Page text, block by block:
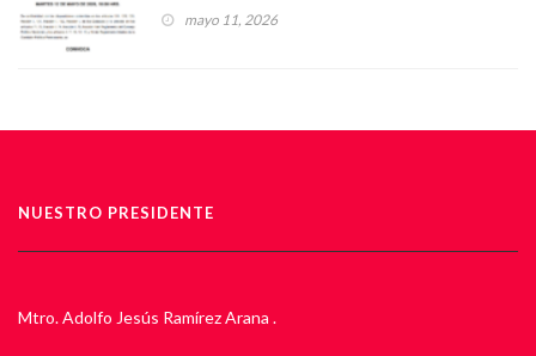
CONSEJO POLÍTICO ESTATAL
mayo 11, 2026
NUESTRO PRESIDENTE
Mtro. Adolfo Jesús Ramírez Arana .